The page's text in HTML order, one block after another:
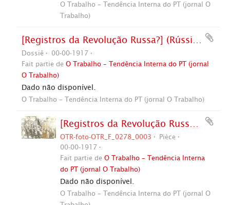
O Trabalho – Tendência Interna do PT (jornal O
Trabalho)
[Registros da Revolução Russa?] (Rússia, 1917).
Dossiê
00-00-1917
Fait partie de O Trabalho – Tendência Interna do PT (jornal
O Trabalho)
Dado não disponível.
O Trabalho – Tendência Interna do PT (jornal O Trabalho)
[Registros da Revolução Russa?] (Rússia, 1917). / Crédito: Autoria desconhecida.
OTR-foto-OTR_F_0278_0003
Pièce
00-00-1917
Fait partie deO Trabalho – Tendência Interna
do PT (jornal O Trabalho)
Dado não disponível.
O Trabalho – Tendência Interna do PT (jornal O